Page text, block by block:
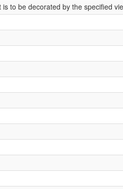
to be decorated by the specified